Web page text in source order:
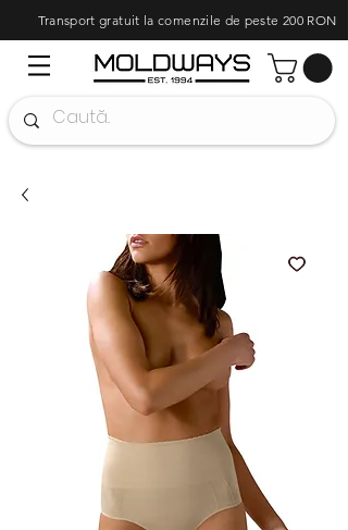
Transport gratuit la comenzile de peste 200 RON